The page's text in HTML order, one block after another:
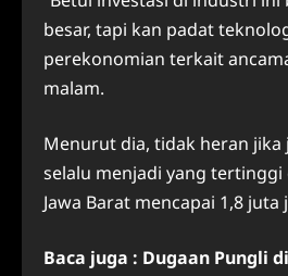
besar, tapi kan padat
perekonomian terkait
malam.
Menurut dia, tidak heran jika
selalu menjadi yang tertinggi
Jawa Barat mencapai 1,8 juta
Baca juga : Dugaan Pungli